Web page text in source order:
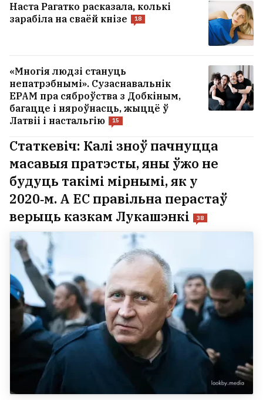
Наста Рагатко расказала, колькі
зарабіла на сваёй кнізе
18
«Многія людзі стануць
непатрэбнымі». Сузаснавальнік
EPAM пра сяброўства з Добкіным,
багацце і няроўнасць, жыццё ў
Латвіі і настальгію
15
Статкевіч: Калі зноў пачнуцца
масавыя пратэсты, яны ўжо не
будуць такімі мірнымі, як у
2020‑м. А ЕС правільна перастаў
верыць казкам Лукашэнкі
38